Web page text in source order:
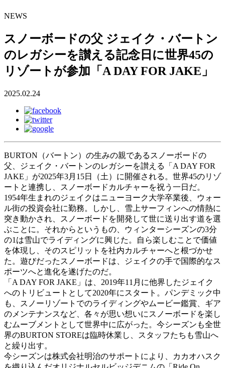
NEWS
スノーボードの父 ジェイク・バートン
のレガシーを讃える記念日に世界45の
リゾートが参加「A DAY FOR JAKE」
2025.02.24
BURTON（バートン）の生みの親であるスノーボードの
父、ジェイク・バートンのレガシーを讃える「A DAY FOR
JAKE」が2025年3月15日（土）に開催される。世界45のリゾ
ートと連携し、スノーボードカルチャーを祝う一日だ。
1954年生まれのジェイクはニューヨーク大学卒業後、ウォー
ル街の投資会社に勤務。しかし、雪上サーフィンへの情熱に
突き動かされ、スノーボードを開発して世に送り出す道を選
ぶことに。それからというもの、ウィンターシーズンの3分
の1は雪山でライディングに興じた。自ら楽しむことで価値
を体現し、そのスピリットを社内カルチャーへと根づかせ
た。遊びだったスノーボードは、ジェイクの手で国際的なス
ポーツへと進化を遂げたのだ。
「A DAY FOR JAKE」は、2019年11月に他界したジェイク
へのトリビュートとして2020年にスタート。パンデミック中
も、スノーリゾートでのライディングやムービー鑑賞、ギア
のメンテナンスなど、各々が思い想いにスノーボードを楽し
むムーブメントとして世界中に広がった。今シーズンも全世
界のBURTON STOREは臨時休業し、スタッフたちも雪山へ
と繰り出す。
今シーズンは株式会社明治のサポートにより、カカオハスク